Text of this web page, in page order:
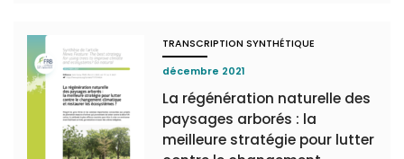
TRANSCRIPTION SYNTHÉTIQUE
décembre 2021
La régénération naturelle des
paysages arborés : la
meilleure stratégie pour lutter